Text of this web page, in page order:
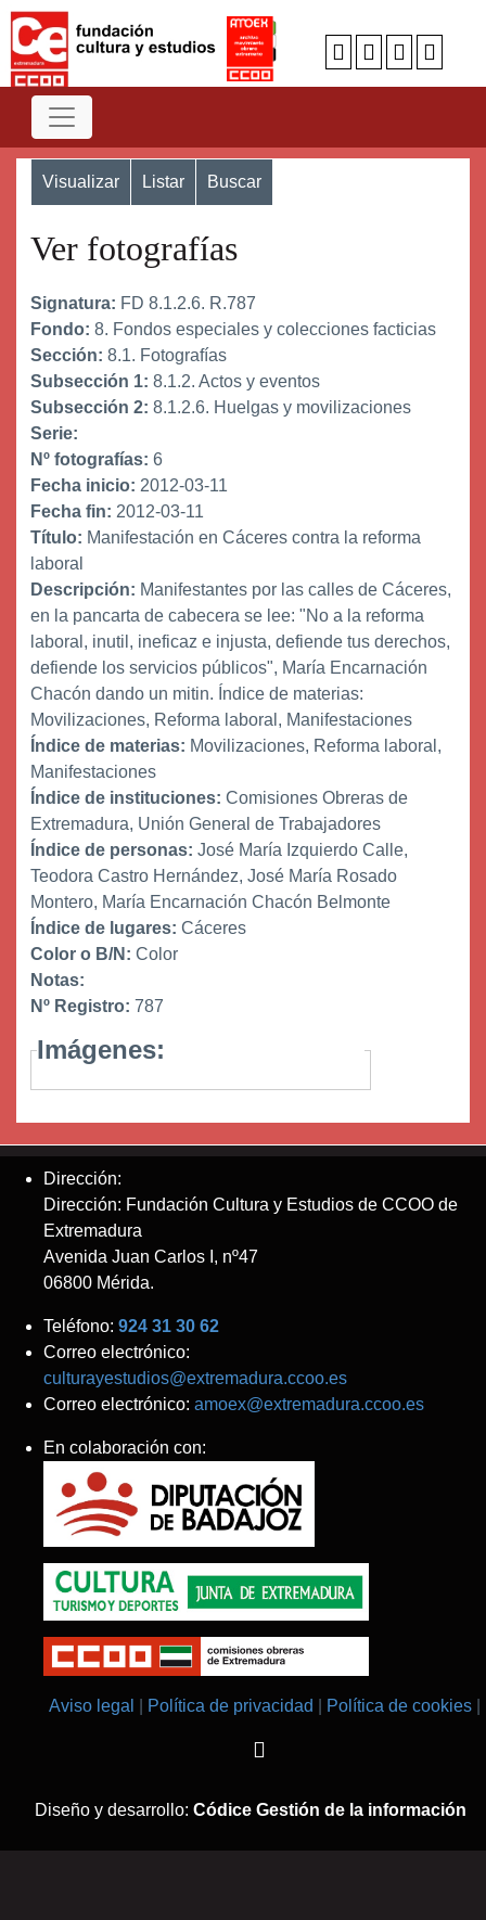
Visualizar Listar Buscar
Ver fotografías
Signatura: FD 8.1.2.6. R.787
Fondo: 8. Fondos especiales y colecciones facticias
Sección: 8.1. Fotografías
Subsección 1: 8.1.2. Actos y eventos
Subsección 2: 8.1.2.6. Huelgas y movilizaciones
Serie:
Nº fotografías: 6
Fecha inicio: 2012-03-11
Fecha fin: 2012-03-11
Título: Manifestación en Cáceres contra la reforma
laboral
Descripción: Manifestantes por las calles de Cáceres,
en la pancarta de cabecera se lee: "No a la reforma
laboral, inutil, ineficaz e injusta, defiende tus derechos,
defiende los servicios públicos", María Encarnación
Chacón dando un mitin. Índice de materias:
Movilizaciones, Reforma laboral, Manifestaciones
Índice de materias: Movilizaciones, Reforma laboral,
Manifestaciones
Índice de instituciones: Comisiones Obreras de
Extremadura, Unión General de Trabajadores
Índice de personas: José María Izquierdo Calle,
Teodora Castro Hernández, José María Rosado
Montero, María Encarnación Chacón Belmonte
Índice de lugares: Cáceres
Color o B/N: Color
Notas:
Nº Registro: 787
Imágenes:
Dirección:
Dirección: Fundación Cultura y Estudios de CCOO de
Extremadura
Avenida Juan Carlos I, nº47
06800 Mérida.
Teléfono: 924 31 30 62
Correo electrónico:
culturayestudios@extremadura.ccoo.es
Correo electrónico: amoex@extremadura.ccoo.es
En colaboración con:
Aviso legal Política de privacidad Política de cookies
Diseño y desarrollo: Códice Gestión de la información